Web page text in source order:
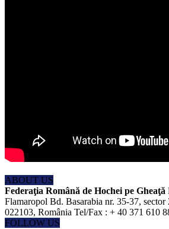
ABOUT US
Federaţia Română de Hochei pe Gheaţă
Flamaropol Bd. Basarabia nr. 35-37,
022103, România Tel/Fax : + 40 371 610
FOLLOW US